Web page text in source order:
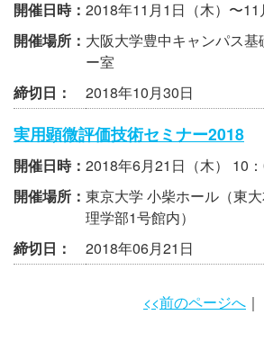
開催日時： 2018年11月1日（木）〜11
開催場所： 大阪大学豊中キャンパス
ー室
締切日：
2018年10月30日
実用顕微評価技術セミナー2018
開催日時： 2018年6月21日（木） 10
開催場所： 東京大学 小柴ホール（東
理学部1号館内）
締切日：
2018年06月21日
<<前のページへ ｜